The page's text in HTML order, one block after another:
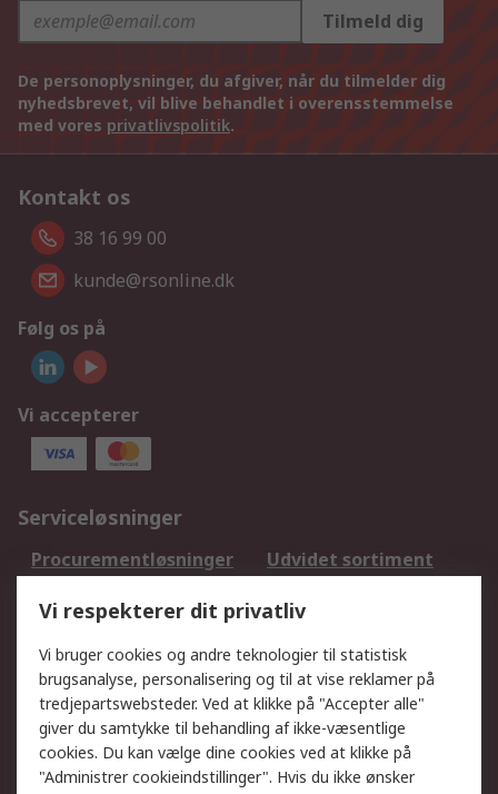
Tilmeld dig
De personoplysninger, du afgiver, når du tilmelder dig
nyhedsbrevet, vil blive behandlet i overensstemmelse
med vores privatlivspolitik.
Kontakt os
38 16 99 00
kunde@rsonline.dk
Følg os på
Vi accepterer
Serviceløsninger
Procurementløsninger
Udvidet sortiment
DesignSpark
Teknisk Support
Dit lokale salgsteam
Eksportløsninger
Support
Få hjælp
Returnering
Levering
Spor min ordre
Vi respekterer dit privatliv
Vi bruger cookies og andre teknologier til statistisk
brugsanalyse, personalisering og til at vise reklamer på
tredjepartswebsteder. Ved at klikke på "Accepter alle"
giver du samtykke til behandling af ikke-væsentlige
cookies. Du kan vælge dine cookies ved at klikke på
"Administrer cookieindstillinger". Hvis du ikke ønsker